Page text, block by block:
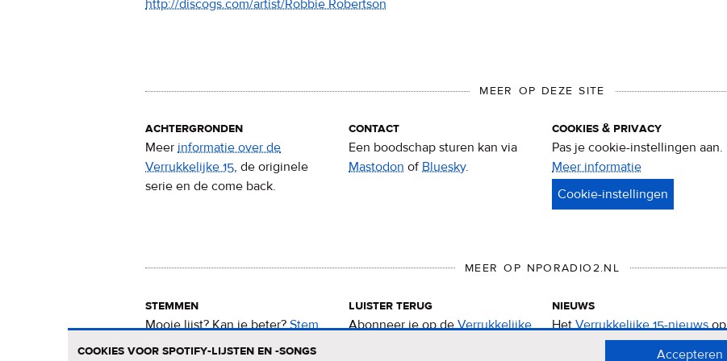
http://discogs.com/artist/Robbie Robertson
MEER OP DEZE SITE
achtergronden
Meer informatie over de
Verrukkelijke 15, de originele
serie en de come back.
contact
Een boodschap sturen kan via
Mastodon ofBluesky.
cookies & privacy
Pas je cookie-instellingen aan.
Meer informatie
&
MEER OP NPORADIO2.NL
stemmen
Mooie lijst? Kan ie beter?Stem
nu voor de Verrukkelijke 15.
luister terug
Abonneer je op deVerrukkelijke
nieuws
HetVerrukkelijke 15-nieuwsop
de NPO Radio 2-website.
cookies voor spotify-lijsten en -songs Accepteren